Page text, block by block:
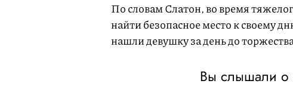
По словам Слатон, во время
найти безопасное место к своему
нашли девушку за день до
Вы слышали о